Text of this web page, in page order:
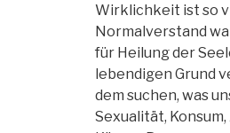
Wirklichkeit ist so
Normalverstand
für Heilung der
lebendigen Grund
dem suchen, was
Sexualität,